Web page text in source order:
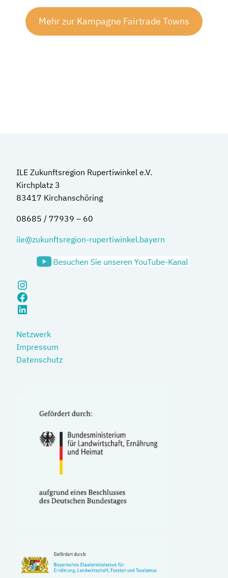
Mehr zur Kampagne Fairtrade Towns
ILE Zukunftsregion Rupertiwinkel e.V.
Kirchplatz 3
83417 Kirchanschöring
08685 / 77939 – 60
ile@zukunftsregion-rupertiwinkel.bayern
Instagram
Facebook
LinkedIn
Netzwerk
Impressum
Datenschutz